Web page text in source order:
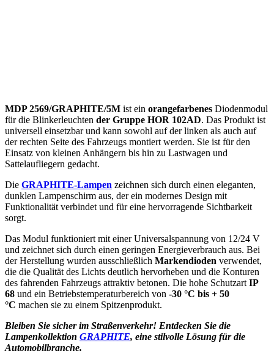
MDP 2569/GRAPHITE/5M ist ein orangefarbenes Diodenmodul
für die Blinkerleuchten der Gruppe HOR 102AD. Das Produkt ist
universell einsetzbar und kann sowohl auf der linken als auch auf
der rechten Seite des Fahrzeugs montiert werden. Sie ist für den
Einsatz von kleinen Anhängern bis hin zu Lastwagen und
Sattelaufliegern gedacht.
Die GRAPHITE-Lampen zeichnen sich durch einen eleganten,
dunklen Lampenschirm aus, der ein modernes Design mit
Funktionalität verbindet und für eine hervorragende Sichtbarkeit
sorgt.
Das Modul funktioniert mit einer Universalspannung von 12/24 V
und zeichnet sich durch einen geringen Energieverbrauch aus. Bei
der Herstellung wurden ausschließlich Markendioden verwendet,
die die Qualität des Lichts deutlich hervorheben und die Konturen
des fahrenden Fahrzeugs attraktiv betonen. Die hohe Schutzart IP
68 und ein Betriebstemperaturbereich von -30 °C bis + 50
°C machen sie zu einem Spitzenprodukt.
Bleiben Sie sicher im Straßenverkehr! Entdecken Sie die
Lampenkollektion GRAPHITE, eine stilvolle Lösung für die
Automobilbranche.